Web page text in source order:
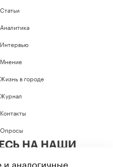
Статьи
Аналитика
Интервью
Мнение
Жизнь в городе
Журнал
Контакты
Опросы
НА НАШИ
аналогичные